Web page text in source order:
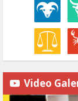
Video